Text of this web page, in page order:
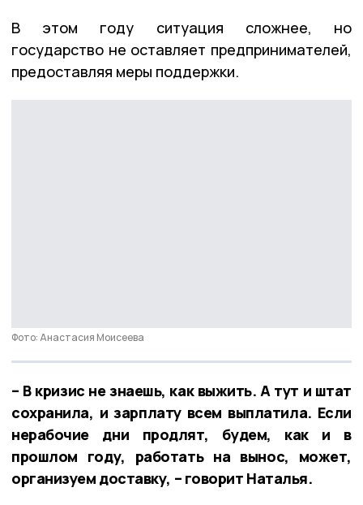
В этом году ситуация сложнее, но
государство не оставляет предпринимателей,
предоставляя меры поддержки.
Фото: Анастасия Моисеева
– В кризис не знаешь, как выжить. А тут и штат
сохранила, и зарплату всем выплатила. Если
нерабочие дни продлят, будем, как и в
прошлом году, работать на вынос, может,
организуем доставку, – говорит Наталья.